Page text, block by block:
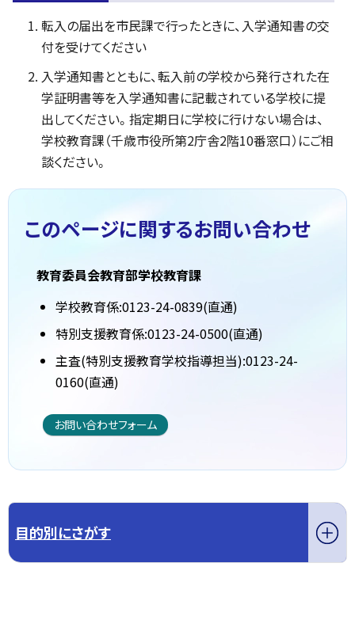
転入の届出を市民課で行ったときに、入学通知書の交
付を受けてください
入学通知書とともに、転入前の学校から発行された在
学証明書等を入学通知書に記載されている学校に提
出してください。指定期日に学校に行けない場合は、
学校教育課（千歳市役所第2庁舎2階10番窓口）にご相
談ください。
このページに関するお問い合わせ
教育委員会教育部学校教育課
学校教育係:0123-24-0839(直通)
特別支援教育係:0123-24-0500(直通)
主査(特別支援教育学校指導担当):0123-24-
0160(直通)
お問い合わせフォーム
目的別にさがす